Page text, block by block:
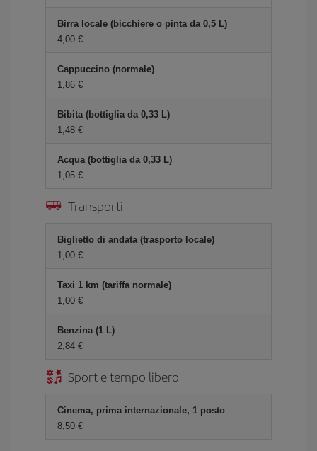
Birra locale (bicchiere o pinta da 0,5 L)
4,00 €
Cappuccino (normale)
1,86 €
Bibita (bottiglia da 0,33 L)
1,48 €
Acqua (bottiglia da 0,33 L)
1,05 €
Transporti
Biglietto di andata (trasporto locale)
1,00 €
Taxi 1 km (tariffa normale)
1,00 €
Benzina (1 L)
2,84 €
Sport e tempo libero
Cinema, prima internazionale, 1 posto
8,50 €